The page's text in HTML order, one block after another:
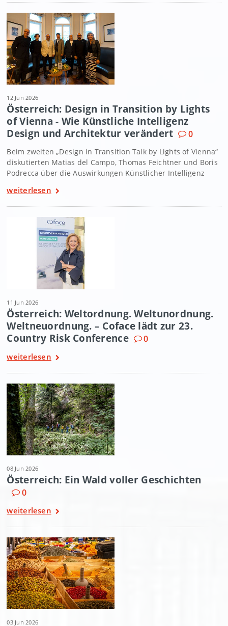
12 Jun 2026
Österreich: Design in Transition by Lights
of Vienna - Wie Künstliche Intelligenz
Design und Architektur verändert
0
Beim zweiten „Design in Transition Talk by Lights of Vienna“
diskutierten Matias del Campo, Thomas Feichtner und Boris
Podrecca über die Auswirkungen Künstlicher Intelligenz
weiterlesen
11 Jun 2026
Österreich: Weltordnung. Weltunordnung.
Weltneuordnung. – Coface lädt zur 23.
Country Risk Conference
0
weiterlesen
08 Jun 2026
Österreich: Ein Wald voller Geschichten
0
weiterlesen
03 Jun 2026